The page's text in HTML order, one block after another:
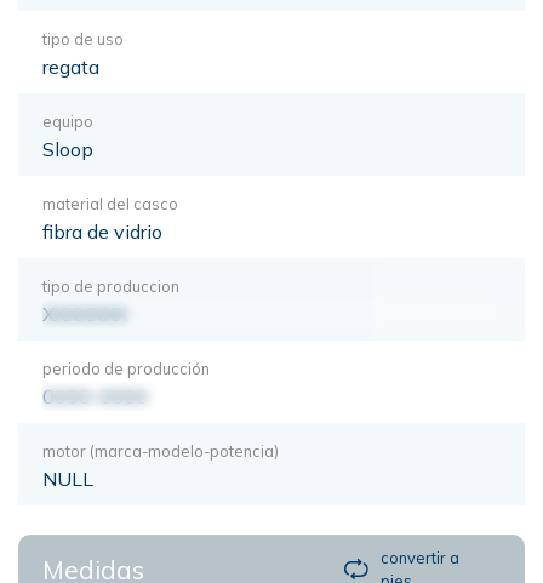
tipo de uso
regata
equipo
Sloop
material del casco
fibra de vidrio
tipo de produccion
XXXXXXX
periodo de producción
0000-0000
motor (marca-modelo-potencia)
NULL
Medidas
convertir a